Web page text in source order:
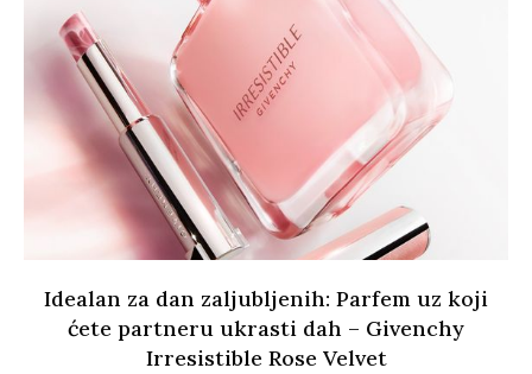
Idealan za dan zaljubljenih: Parfem uz koji
ćete partneru ukrasti dah – Givenchy
Irresistible Rose Velvet